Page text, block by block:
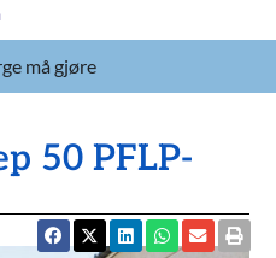
må gjøre
50 PFLP-